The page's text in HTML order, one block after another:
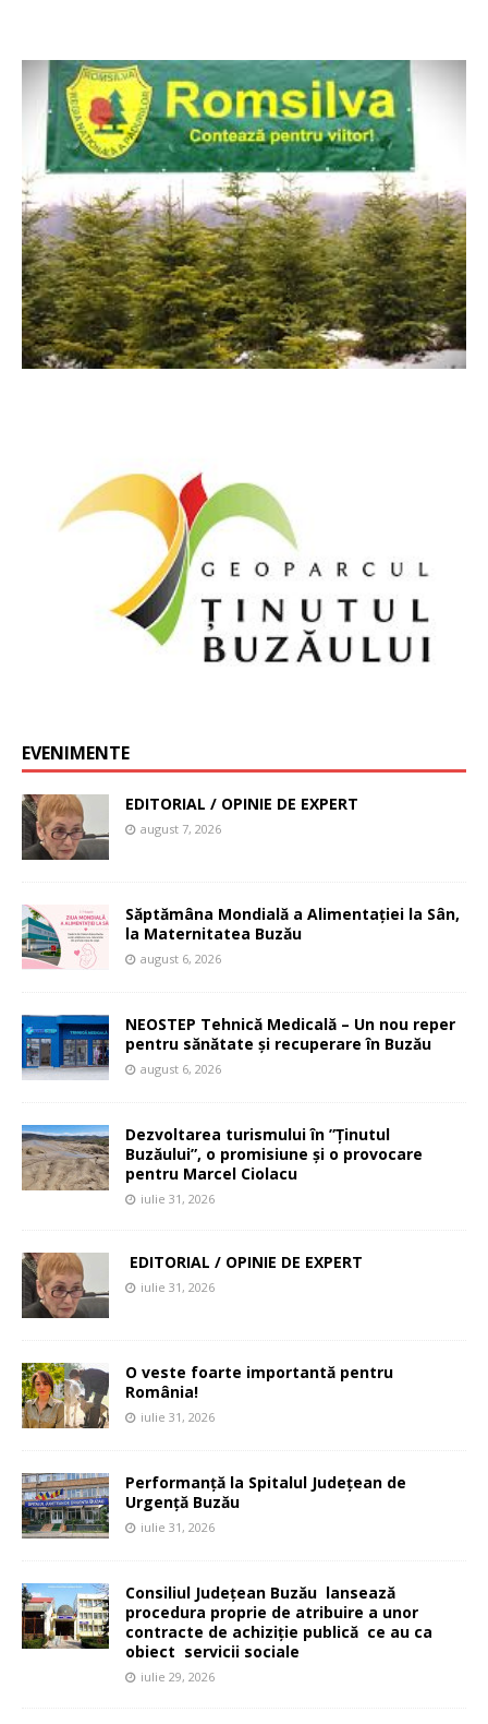
EVENIMENTE
EDITORIAL / OPINIE DE EXPERT
august 7, 2026
Săptămâna Mondială a Alimentației la Sân,
la Maternitatea Buzău
august 6, 2026
NEOSTEP Tehnică Medicală – Un nou reper
pentru sănătate și recuperare în Buzău
august 6, 2026
Dezvoltarea turismului în ”Ținutul
Buzăului”, o promisiune și o provocare
pentru Marcel Ciolacu
iulie 31, 2026
EDITORIAL / OPINIE DE EXPERT
iulie 31, 2026
O veste foarte importantă pentru
România!
iulie 31, 2026
Performanță la Spitalul Județean de
Urgență Buzău
iulie 31, 2026
Consiliul Județean Buzău lansează
procedura proprie de atribuire a unor
contracte de achiziție publică ce au ca
obiect servicii sociale
iulie 29, 2026